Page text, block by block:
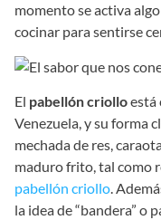
momento se activa
cocinar para sentirse
El pabellón criolloestá
Venezuela, y su forma
mechada de res,
maduro frito, tal como
pabellón criollo.
la idea de “bandera” o